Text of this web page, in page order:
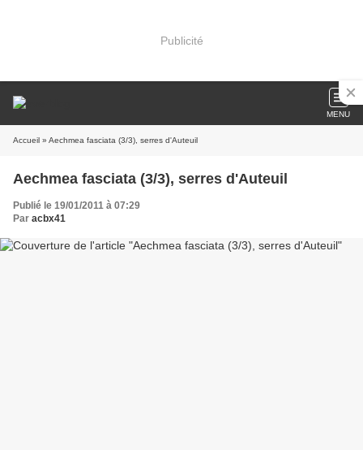
Publicité
MENU
Accueil » Aechmea fasciata (3/3), serres d'Auteuil
Aechmea fasciata (3/3), serres d'Auteuil
Publié le 19/01/2011 à 07:29
Par acbx41